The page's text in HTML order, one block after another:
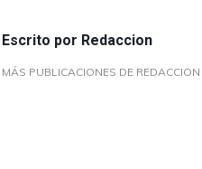
Escrito por Redaccion
MÁS PUBLICACIONES DE REDACCION